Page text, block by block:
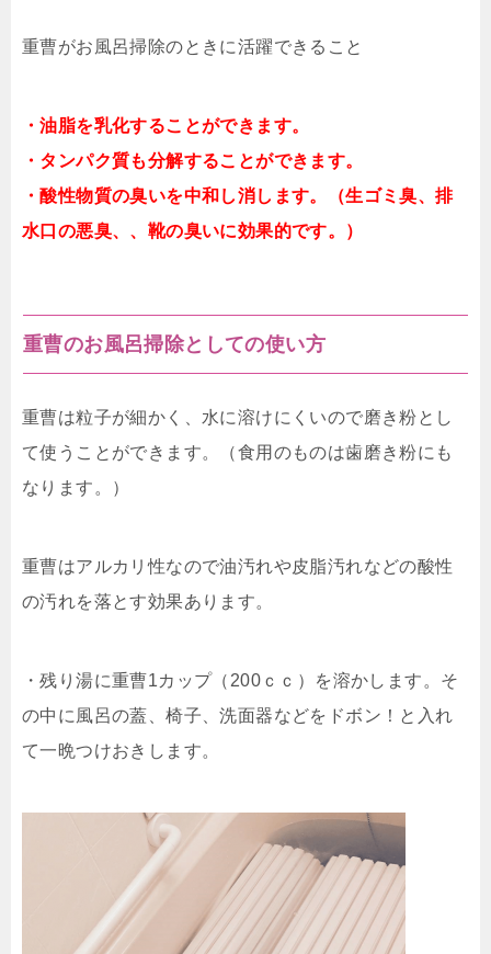
重曹がお風呂掃除のときに活躍できること
・油脂を乳化することができます。
・タンパク質も分解することができます。
・酸性物質の臭いを中和し消します。（生ゴミ臭、排
水口の悪臭、、靴の臭いに効果的です。）
重曹のお風呂掃除としての使い方
重曹は粒子が細かく、水に溶けにくいので磨き粉とし
て使うことができます。（食用のものは歯磨き粉にも
なります。）
重曹はアルカリ性なので油汚れや皮脂汚れなどの酸性
の汚れを落とす効果あります。
・残り湯に重曹1カップ（200ｃｃ）を溶かします。そ
の中に風呂の蓋、椅子、洗面器などをドボン！と入れ
て一晩つけおきします。